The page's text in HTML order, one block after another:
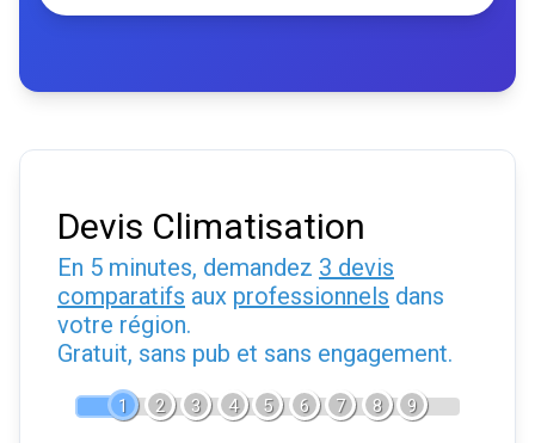
Devis Climatisation
En 5 minutes, demandez 3 devis
comparatifs aux professionnels dans
votre région.
Gratuit, sans pub et sans engagement.
1 2 3 4 5 6 7 8 9